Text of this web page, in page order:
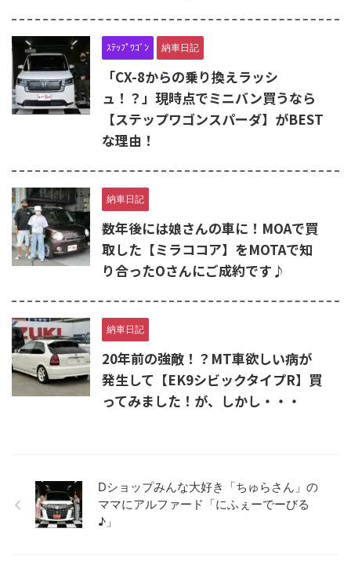
ｽﾃｯﾌﾟﾜｺﾞﾝ 納車日記
「CX-8からの乗り換えラッシ
ュ！？」現時点でミニバン買うなら
【ステップワゴンスパーダ】がBEST
な理由！
納車日記
数年後には娘さんの車に！MOAで買
取した【ミラココア】をMOTAで知
り合ったOさんにご成約です♪
納車日記
20年前の強敵！？MT車欲しい病が
発生して【EK9シビックタイプR】買
ってみました！が、しかし・・・
Dショップみんな大好き「ちゅらさん」の
ママにアルファード「にふぇーでーびる
♪」